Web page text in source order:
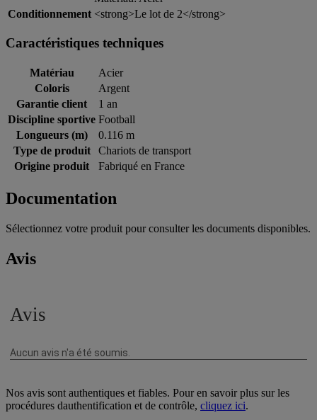
Conditionnement <strong>Le lot de 2</strong>
Caractéristiques techniques
Matériau
Acier
Coloris
Argent
Garantie client
1 an
Discipline sportive Football
Longueurs (m)
0.116 m
Type de produit
Chariots de transport
Origine produit
Fabriqué en France
Documentation
Sélectionnez votre produit pour consulter les documents disponibles.
Avis
Nos avis sont authentiques et fiables. Pour en savoir plus sur les
procédures dauthentification et de contrôle, cliquez ici.